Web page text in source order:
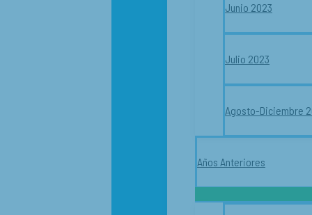
Junio 2023
Julio 2023
Agosto-Diciembre
Años Anteriores